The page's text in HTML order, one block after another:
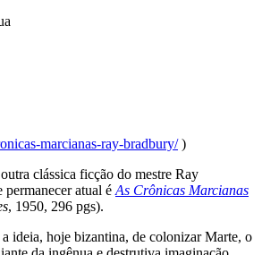
marcianas-ray-bradbury/)
clássica ficção do mestre Ray
atual é As Crônicas Marcianas
, 1950, 296 pgs).
ideia, hoje bizantina, de colonizar Marte, o